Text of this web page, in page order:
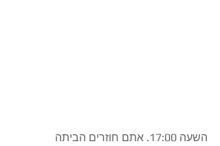
​השעה 17:00. אתם חוזרים הביתה